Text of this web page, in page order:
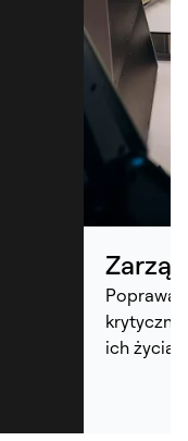
Poprawa
ich życia